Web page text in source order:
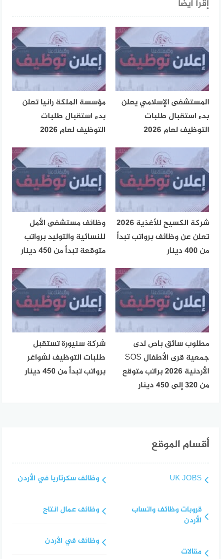
إقرأ أيضا
المستشفى الإسلامي يعلن
بدء استقبال طلبات
التوظيف لعام 2026
مؤسسة الملكة رانيا تعلن
بدء استقبال طلبات
التوظيف لعام 2026
شركة الكسيح للأغذية 2026
تعلن عن وظائف برواتب تبدأ
من 400 دينار
وظائف مستشفى الأمل
للنسائية والتوليد برواتب
متوقعة تبدأ من 450 دينار
مطلوب سائق باص لدى
جمعية قرى الأطفال SOS
الأردنية 2026 براتب متوقع
من 320 إلى 450 دينار
شركة سنيورة تستقبل
طلبات التوظيف لشواغر
برواتب تبدأ من 450 دينار
أقسام الموقع
UK JOBS
قروبات وظائف واتساب
الأردن
مقالات
وظائف سكرتاريا في الأردن
وظائف عمال انتاج
وظائف في الأردن